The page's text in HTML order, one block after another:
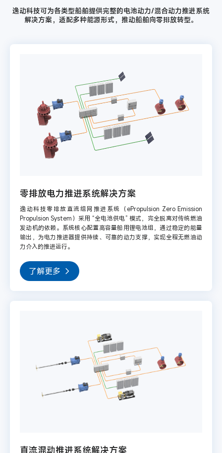
逸动科技可为各类型船舶提供完整的电池动力/混合动力推进系统
解决方案，适配多种能源形式，推动船舶向零排放转型。
零排放电力推进系统解决方案
逸动科技零排放直流组网推进系统（ePropulsion Zero Emission
Propulsion System）采用 “全电池供电” 模式，完全脱离对传统燃油
发动机的依赖。系统核心配置高容量船用锂电池组，通过稳定的能量
输出，为电力推进器提供持续、可靠的动力支撑，实现全程无燃油动
力介入的推进运行。
了解更多
直流混动推进系统解决方案